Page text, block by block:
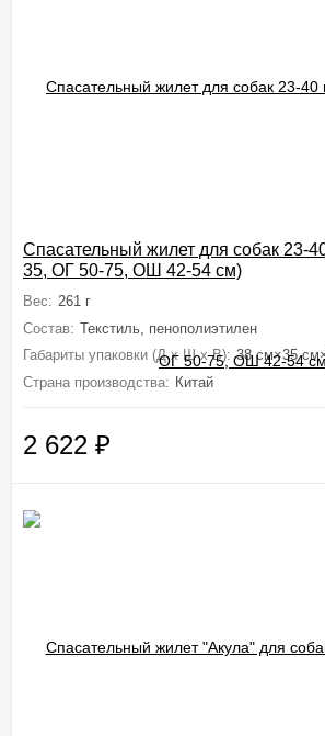
Спасательный жилет для собак 23-
35, ОГ 50-75, ОШ 42-54 см)
Вес: 261 г
Состав: Текстиль, пенополиэтилен
Габариты упаковки (Д х Ш х В): 38 см×35
Страна производства: Китай
2 622 ₽